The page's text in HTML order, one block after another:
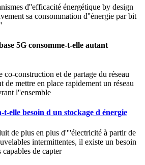
d''efficacité énergétique by design
sa consommation d''énergie par bit
5G consomme-t-elle autant
construction et de partage du réseau
de mettre en place rapidement un réseau
l''ensemble
t-elle besoin d un stockage d énergie
de plus en plus d''''électricité à partir de
intermittentes, il existe un besoin
de capter